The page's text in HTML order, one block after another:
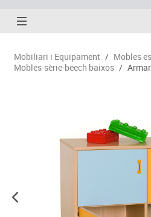
Mobiliari i Equipament / Mobles
Mobles-sèrie-beech baixos /